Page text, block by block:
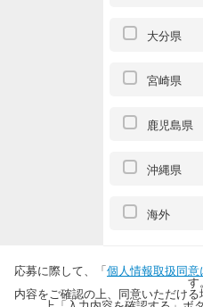
大分県
宮崎県
鹿児島県
沖縄県
海外
応募に際して、「個人情報取扱同意
す
内容をご確認の上、同意いただけ